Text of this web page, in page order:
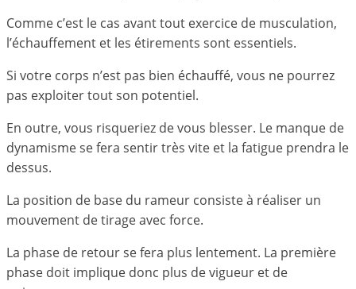
Comme c’est le cas avant tout exercice de musculation,
l’échauffement et les étirements sont essentiels.
Si votre corps n’est pas bien échauffé, vous ne pourrez
pas exploiter tout son potentiel.
En outre, vous risqueriez de vous blesser. Le manque de
dynamisme se fera sentir très vite et la fatigue prendra le
dessus.
La position de base du rameur consiste à réaliser un
mouvement de tirage avec force.
La phase de retour se fera plus lentement. La première
phase doit implique donc plus de vigueur et de